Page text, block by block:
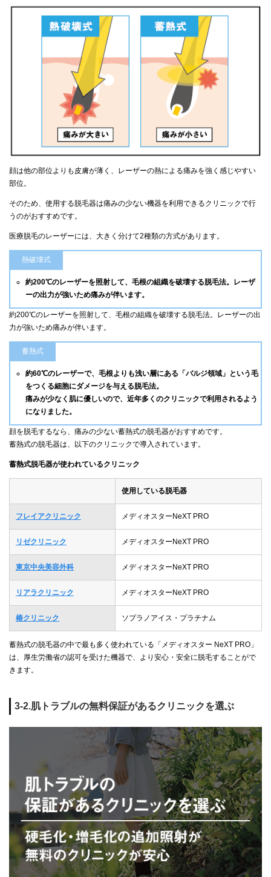
顔は他の部位よりも皮膚が薄く、レーザーの熱による痛みを強く感じやすい
部位。
そのため、使用する脱毛器は痛みの少ない機器を利用できるクリニックで行
うのがおすすめです。
医療脱毛のレーザーには、大きく分けて2種類の方式があります。
熱破壊式
約200℃のレーザーを照射して、毛根の組織を破壊する脱毛法。レーザ
ーの出力が強いため痛みが伴います。
約200℃のレーザーを照射して、毛根の組織を破壊する脱毛法。レーザーの出
力が強いため痛みが伴います。
蓄熱式
約60℃のレーザーで、毛根よりも浅い層にある「バルジ領域」という毛
をつくる細胞にダメージを与える脱毛法。
痛みが少なく肌に優しいので、近年多くのクリニックで利用されるよう
になりました。
顔を脱毛するなら、痛みの少ない蓄熱式の脱毛器がおすすめです。
蓄熱式の脱毛器は、以下のクリニックで導入されています。
蓄熱式脱毛器が使われているクリニック
使用している脱毛器
フレイアクリニック メディオスターNeXT PRO
リゼクリニック メディオスターNeXT PRO
東京中央美容外科 メディオスターNeXT PRO
リアラクリニック メディオスターNeXT PRO
椿クリニック ソプラノアイス・プラチナム
蓄熱式の脱毛器の中で最も多く使われている「メディオスター NeXT PRO」
は、厚生労働省の認可を受けた機器で、より安心・安全に脱毛することがで
きます。
3-2.肌トラブルの無料保証があるクリニックを選ぶ